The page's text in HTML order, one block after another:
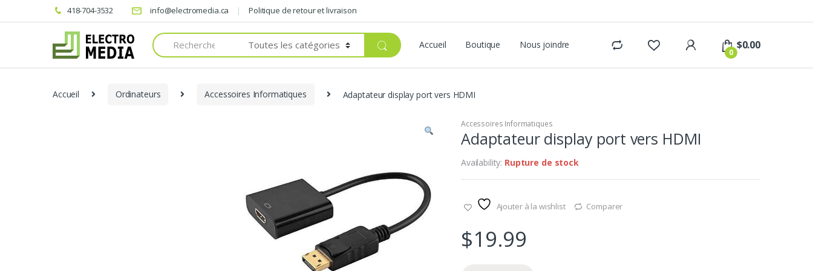
418-704-3532 info@electromedia.ca Politique de retour et livraison
Search
for:
Accueil Boutique Nous joindre
0
$0.00
Accueil Ordinateurs Accessoires Informatiques Adaptateur display port vers HDMI
Accessoires Informatiques
Adaptateur display port vers HDMI
Availability: Rupture de stock
Ajouter à la wishlist Comparer
$19.99